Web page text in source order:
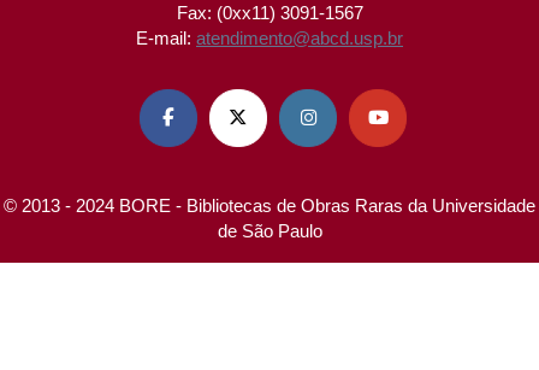
Fax: (0xx11) 3091-1567
E-mail: atendimento@abcd.usp.br
   
© 2013 - 2024 BORE - Bibliotecas de Obras Raras da Universidade
de São Paulo